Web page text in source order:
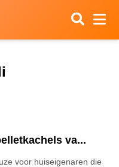
va...
voor huiseigenaren die